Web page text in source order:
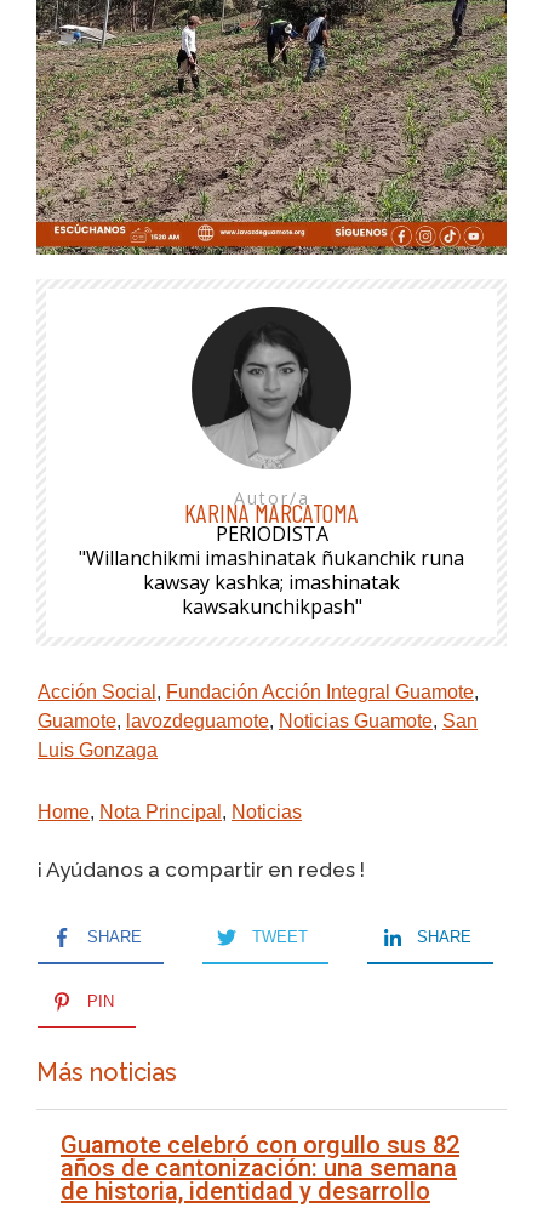
Autor/a
KARINA MARCATOMA
PERIODISTA
"Willanchikmi imashinatak ñukanchik runa
kawsay kashka; imashinatak
kawsakunchikpash"
Acción Social , Fundación Acción Integral Guamote,
Guamote, lavozdeguamote, Noticias Guamote, San
Luis Gonzaga
Home, Nota Principal , Noticias
¡ Ayúdanos a compartir en redes !
SHARE TWEET SHARE
PIN
Más noticias
Guamote celebró con orgullo sus 82
años de cantonización: una semana
de historia, identidad y desarrollo